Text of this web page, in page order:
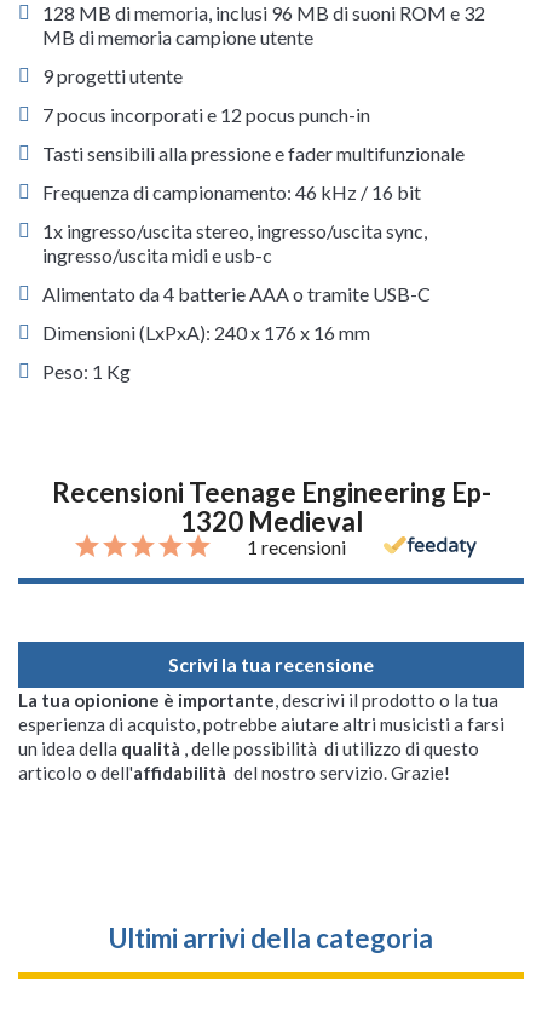
128 MB di memoria, inclusi 96 MB di suoni ROM e 32
MB di memoria campione utente
9 progetti utente
7 pocus incorporati e 12 pocus punch-in
Tasti sensibili alla pressione e fader multifunzionale
Frequenza di campionamento: 46 kHz / 16 bit
1x ingresso/uscita stereo, ingresso/uscita sync,
ingresso/uscita midi e usb-c
Alimentato da 4 batterie AAA o tramite USB-C
Dimensioni (LxPxA): 240 x 176 x 16 mm
Peso: 1 Kg
Recensioni Teenage Engineering Ep-
1320 Medieval
1 recensioni
Scrivi la tua recensione
La tua opionione è importante, descrivi il prodotto o la tua
esperienza di acquisto, potrebbe aiutare altri musicisti a farsi
un idea della qualità , delle possibilità di utilizzo di questo
articolo o dell'affidabilità del nostro servizio. Grazie!
Ultimi arrivi della categoria